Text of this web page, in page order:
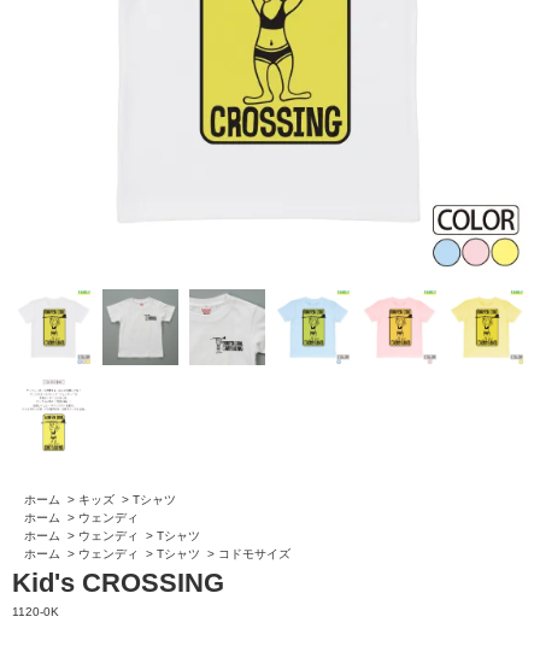
ホーム > キッズ > Tシャツ
ホーム
> ウェンディ
ホーム
> ウェンディ > Tシャツ
ホーム
> ウェンディ > Tシャツ > コドモサイズ
Kid's CROSSING
1120-0K